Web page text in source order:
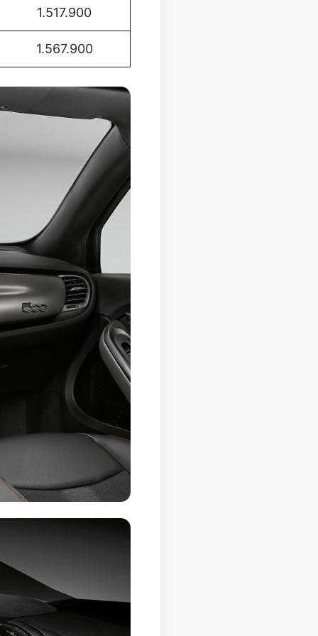
1.517.900
1.567.900